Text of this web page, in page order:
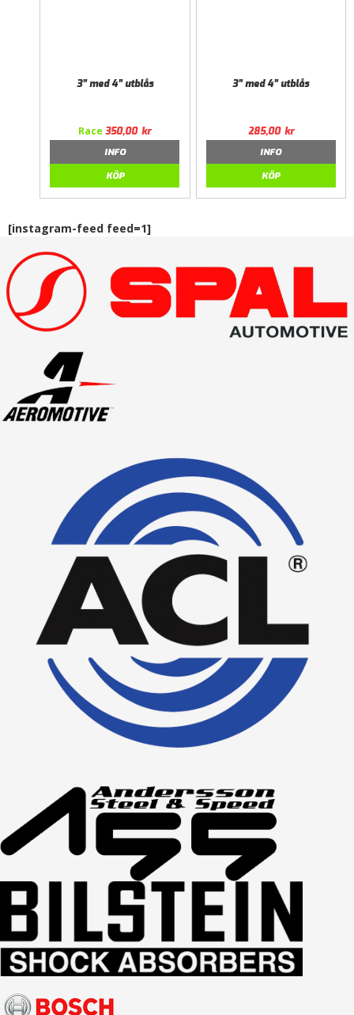
3” med 4” utblås
Race 350,00 kr
INFO
KÖP
3” med 4” utblås
285,00 kr
INFO
KÖP
[instagram-feed feed=1]